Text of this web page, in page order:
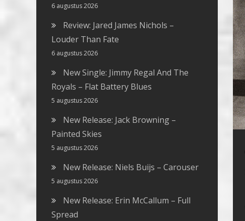
6 augustus 2026
Review: Jared James Nichols –
Louder Than Fate
6 augustus 2026
New Single: Jimmy Regal And The
Royals – Flat Battery Blues
5 augustus 2026
New Release: Jack Browning –
Painted Skies
5 augustus 2026
New Release: Niels Buijs – Carouser
5 augustus 2026
New Release: Erin McCallum – Full
Spread